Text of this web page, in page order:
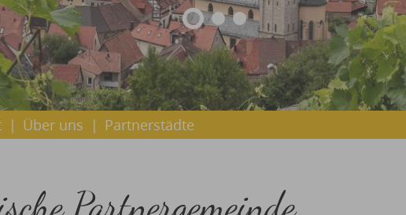
| Über uns | Partnerstädte
Partnergemeinde